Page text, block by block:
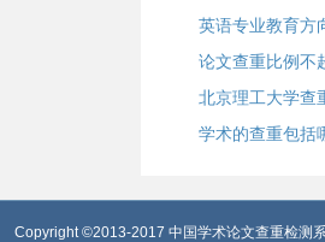
英语专业教育方
论文查重比例不
北京理工大学查
学术的查重包括
Copyright ©2013-2017 中国学术论文查重检